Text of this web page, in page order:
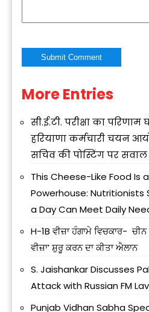
Alternative:
More Entries
सी.ई.टी. परीक्षा का
हरियाणा कर्मचारी चयन
सचिव की पोस्टिंग पर सवाल
This Cheese-Like Food Is
Powerhouse: Nutritionists
a Day Can Meet Daily
H-1B ਵੀਜ਼ਾ ਹੰਗਾਮੇ ਵਿਚਕਾਰ-
ਵੀਜ਼ਾ’ ਸ਼ੁਰੂ ਕਰਨ ਦਾ ਕੀਤਾ ਐਲਾਨ
S. Jaishankar Discusses
Attack with Russian FM
Punjab Vidhan Sabha